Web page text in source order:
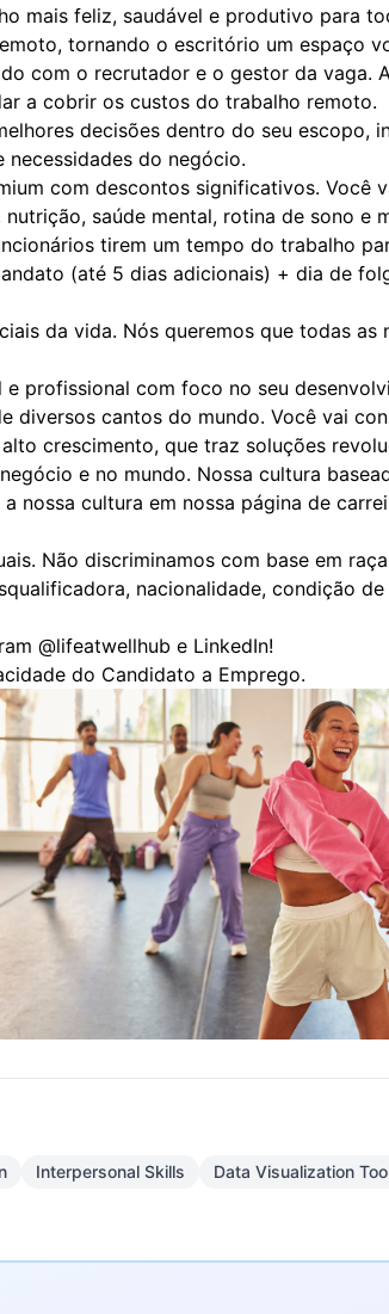
mais feliz, saudável e produtivo para
tornando o escritório um espaço
com o recrutador e o gestor da vaga.
a cobrir os custos do trabalho remoto.
decisões dentro do seu escopo,
do negócio.
com descontos significativos. Você
saúde mental, rotina de sono e
tirem um tempo do trabalho
(até 5 dias adicionais) + dia de
da vida. Nós queremos que todas as
profissional com foco no seu
diversos cantos do mundo. Você vai
crescimento, que traz soluções
e no mundo. Nossa cultura
nossa cultura em nossa página de
Não discriminamos com base em
nacionalidade, condição
@lifeatwellhub e LinkedIn!
do Candidato a Emprego.
Interpersonal Skills Data Visualization